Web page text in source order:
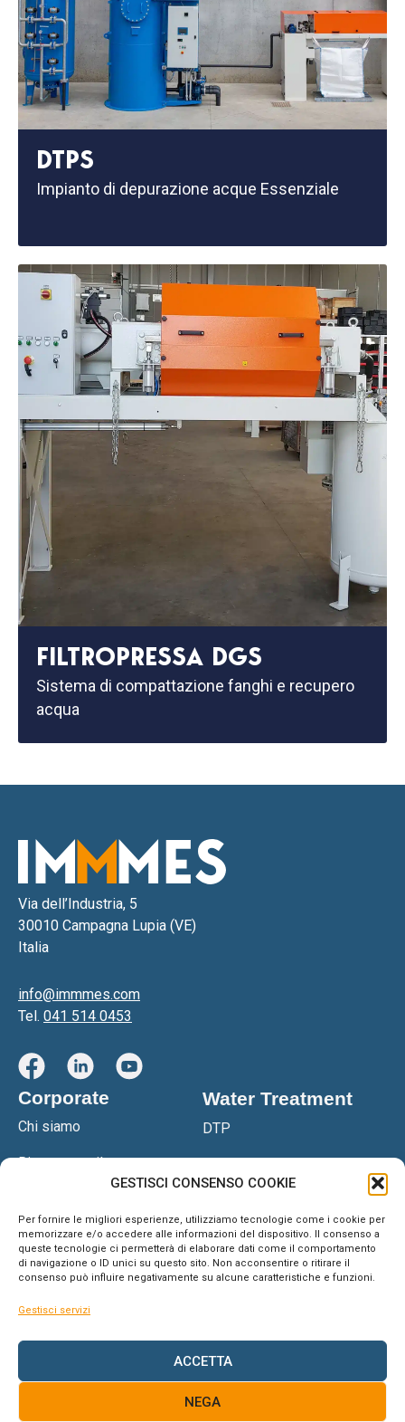
GESTISCI CONSENSO COOKIE
Per fornire le migliori esperienze, utilizziamo tecnologie come i cookie per
memorizzare e/o accedere alle informazioni del dispositivo. Il consenso a
queste tecnologie ci permetterà di elaborare dati come il comportamento
di navigazione o ID unici su questo sito. Non acconsentire o ritirare il
consenso può influire negativamente su alcune caratteristiche e funzioni.
Gestisci servizi
ACCETTA
NEGA
DTPS
Impianto di depurazione acque Essenziale
FILTROPRESSA DGS
Sistema di compattazione fanghi e recupero
acqua
Via dell’Industria, 5
30010 Campagna Lupia (VE)
Italia
info@immmes.com
Tel. 041 514 0453
Corporate
Chi siamo
Ricerca e sviluppo
Network
Blog & News
Supporto
Contatti
Water Treatment
DTP
Impianto OSM
Anteaone